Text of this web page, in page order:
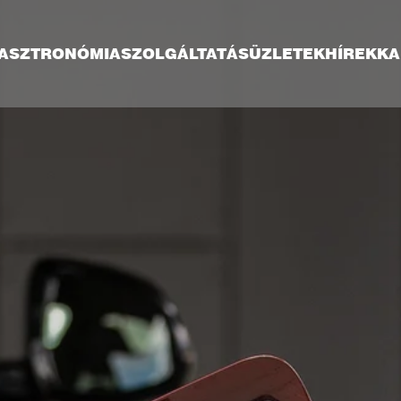
SZOLGÁLTATÁSÜZLETEKHÍREK